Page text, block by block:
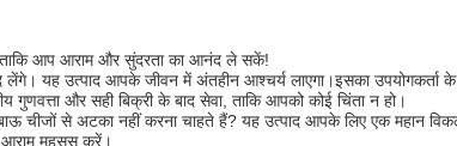
ताकि आप आराम और सुंदरता का आनंद ले सकें!
यह उत्पाद आपके जीवन में अंतहीन आश्चर्य लाएगा।इसका उपयोगकर्ता के
और सही बिक्री के बाद सेवा, ताकि आपको कोई चिंता न हो।
चीजों से अटका नहीं करना चाहते हैं? यह उत्पाद आपके लिए एक महान
आराम महसूस करें।